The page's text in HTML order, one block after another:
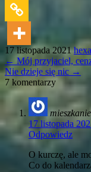
17 listopada 2021
← Mój przyjaciel,
Nie dzieje się nic →
7 komentarzy
17 listopada
Odpowiedz
O kurczę, ale
Co do